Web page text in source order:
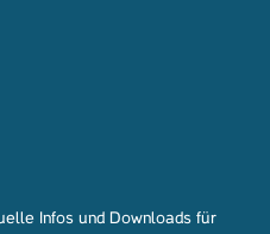
Infos und Downloads für